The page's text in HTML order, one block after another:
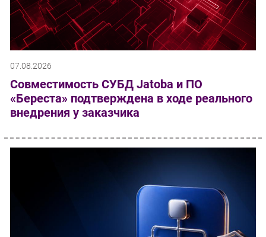
07.08.2026
Совместимость СУБД Jatoba и ПО
«Береста» подтверждена в ходе реального
внедрения у заказчика